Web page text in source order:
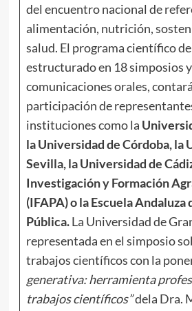
del encuentro nacional de
alimentación, nutrición,
salud. El programa científico
estructurado en 18 simposios
comunicaciones orales,
participación de
instituciones como la
la Universidad de Córdoba, la
Sevilla, la Universidad de
Investigación y Formación
(IFAPA) o la Escuela Andaluza
Pública.La Universidad de
representada en el simposio
trabajos científicos con la
generativa: herramienta
trabajos científicos”dela Dra.